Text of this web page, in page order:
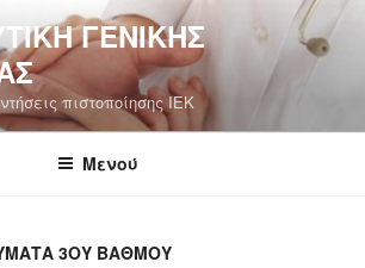
ΓΕΝΙΚΉΣ
πιστοποίησης ΙΕΚ
Μενού
3ΟΥ ΒΑΘΜΟΎ